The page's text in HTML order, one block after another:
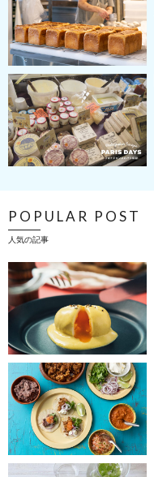
POPULAR POST
人気の記事